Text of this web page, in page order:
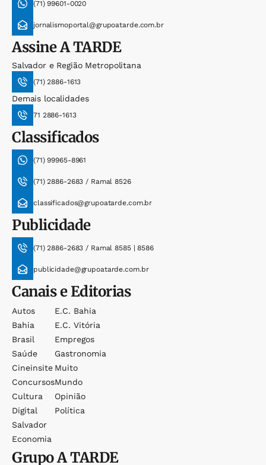
(71) 99601-0020
jornalismoportal@grupoatarde.com.br
AssineA TARDE
Salvador e Região Metropolitana
(71) 2886-1613
Demais localidades
71 2886-1613
Classificados
(71) 99965-8961
(71) 2886-2683 / Ramal 8526
classificados@grupoatarde.com.br
Publicidade
(71) 2886-2683 / Ramal 8585 | 8586
publicidade@grupoatarde.com.br
Canais e Editorias
Autos
Bahia
Brasil
Saúde
Cineinsite
Concursos
Cultura
Digital
Salvador
Economia
E.c. Bahia
E.c. Vitória
Empregos
Gastronomia
Muito
Mundo
Opinião
Política
GrupoA TARDE